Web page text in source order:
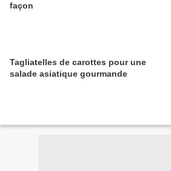
façon
Tagliatelles de carottes pour une
salade asiatique gourmande